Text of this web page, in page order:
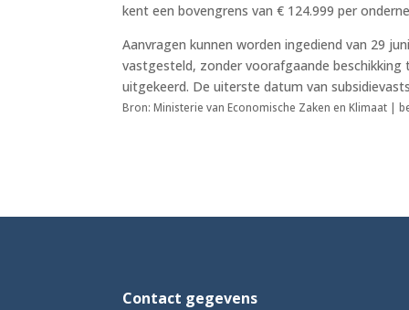
kent een bovengrens van € 124.999 per
Aanvragen kunnen worden ingediend van 29
vastgesteld, zonder voorafgaande
uitgekeerd. De uiterste datum van
Bron: Ministerie van Economische Zaken en Klimaat |
Contact gegevens